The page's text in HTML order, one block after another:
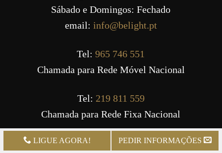
LIGUE AGORA! PEDIR INFORMAÇÕES
Sábado e Domingos: Fechado
email: info@belight.pt
Tel:965 746 551
Chamada para Rede Móvel Nacional
Tel: 219 811 559
Chamada para Rede Fixa Nacional